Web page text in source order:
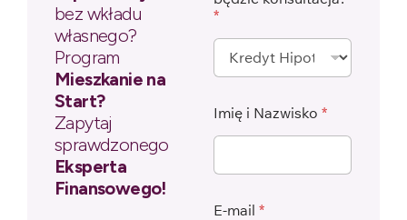
bez wkładu
własnego?
Program
Mieszkanie na
Start?
Zapytaj
sprawdzonego
Eksperta
Finansowego!
*
Imię i Nazwisko *
E-mail *